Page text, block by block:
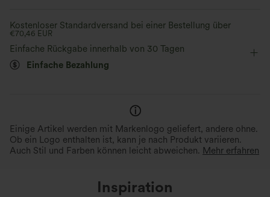
Kontrastierende Farben
Kostenloser Standardversand bei einer Bestellung über
€70,46 EUR
Einfache Rückgabe innerhalb von 30 Tagen
Einfache Bezahlung
Einige Artikel werden mit Markenlogo geliefert, andere ohne.
Ob ein Logo enthalten ist, kann je nach Produkt variieren.
Auch Stil und Farben können leicht abweichen. Mehr erfahren
Inspiration